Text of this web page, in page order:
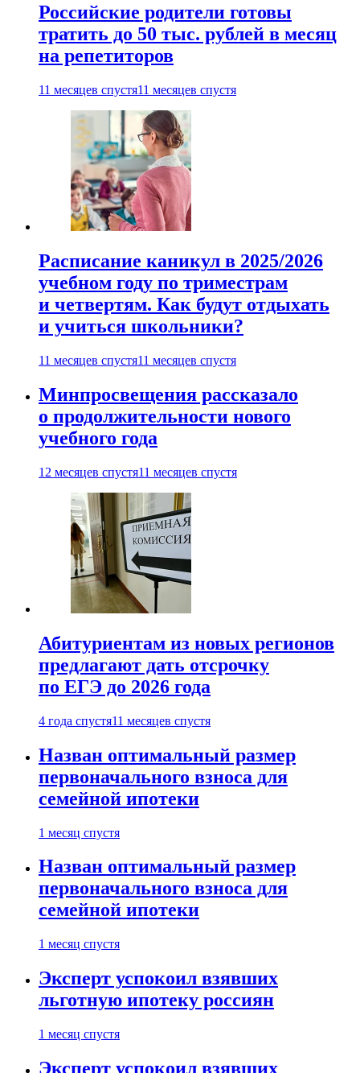
Российские родители готовы
тратить до 50 тыс. рублей в месяц
на репетиторов
11 месяцев спустя11 месяцев спустя
Расписание каникул в 2025/2026
учебном году по триместрам
и четвертям. Как будут отдыхать
и учиться школьники?
11 месяцев спустя11 месяцев спустя
Минпросвещения рассказало
о продолжительности нового
учебного года
12 месяцев спустя11 месяцев спустя
Абитуриентам из новых регионов
предлагают дать отсрочку
по ЕГЭ до 2026 года
4 года спустя11 месяцев спустя
Назван оптимальный размер
первоначального взноса для
семейной ипотеки
1 месяц спустя
Назван оптимальный размер
первоначального взноса для
семейной ипотеки
1 месяц спустя
Эксперт успокоил взявших
льготную ипотеку россиян
1 месяц спустя
Эксперт успокоил взявших